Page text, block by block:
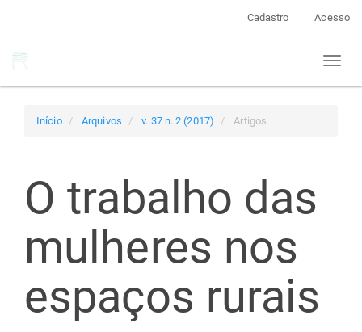
Cadastro Acesso
Toggle
Início Arquivos v. 37 n. 2 (2017) Artigos
O trabalho das
mulheres nos
espaços rurais